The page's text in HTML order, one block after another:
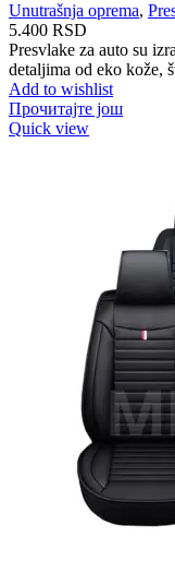
Unutrašnja oprema,
5.400 RSD
Presvlake za auto su
detaljima od eko kože,
Add to wishlist
Прочитајте још
Quick view